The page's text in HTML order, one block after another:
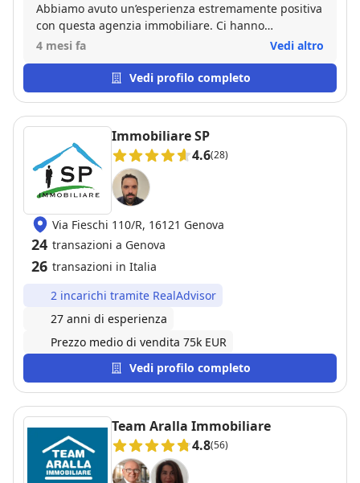
Abbiamo avuto un’esperienza estremamente positiva
con questa agenzia immobiliare. Ci hanno
accompagnato con competenza in ogni fase,
tutto molto più semplice e sereno. Abbiamo
apprezzato la disponibilità, la rapidità nelle
criticità con grande efficienza. Consigliamo
vivamente questa agenzia a chiunque stia cercando
un supporto affidabile e professionale nel settore
immobiliare.
4 mesi fa Vedi altro
Vedi profilo completo
Immobiliare SP
4.6(28)
Via Fieschi 110/R, 16121 Genova
24 transazioni a Genova
26 transazioni in Italia
2 incarichi tramite RealAdvisor
27 anni di esperienza
Prezzo medio di vendita 75k EUR
Vedi profilo completo
Team Aralla Immobiliare
4.8(56)